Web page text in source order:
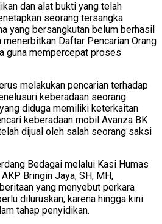
dan alat bukti yang telah
seorang tersangka
yang bersangkutan belum berhasil
Daftar Pencarian Orang
guna mempercepat proses
melakukan pencarian terhadap
keberadaan seorang
diduga memiliki keterkaitan
keberadaan mobil Avanza BK
dijual oleh salah seorang saksi
Bedagai melalui Kasi Humas
Bringin Jaya, SH, MH,
yang menyebut perkara
diluruskan, karena hingga kini
tahap penyidikan.